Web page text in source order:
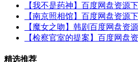
【我不是药神】百度网盘资源
【南京照相馆】百度网盘资源
【魔女之吻】韩剧百度网盘资
【检察官室的提案】百度网盘
精选推荐